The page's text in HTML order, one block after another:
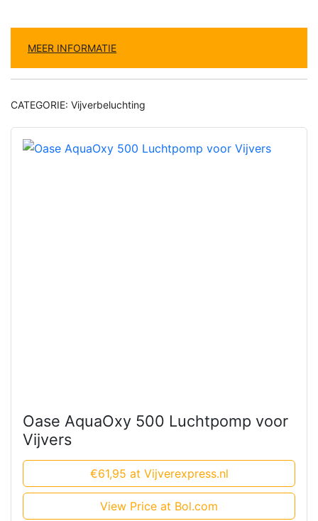
MEER INFORMATIE
CATEGORIE: Vijverbeluchting
Oase AquaOxy 500 Luchtpomp voor
Vijvers
€61,95 at Vijverexpress.nl
View Price at Bol.com